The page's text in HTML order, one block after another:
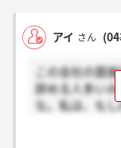
ん…頭悪いので
アイ さん
この会社の面
辞める人多い
な。私は、も
って・・・。